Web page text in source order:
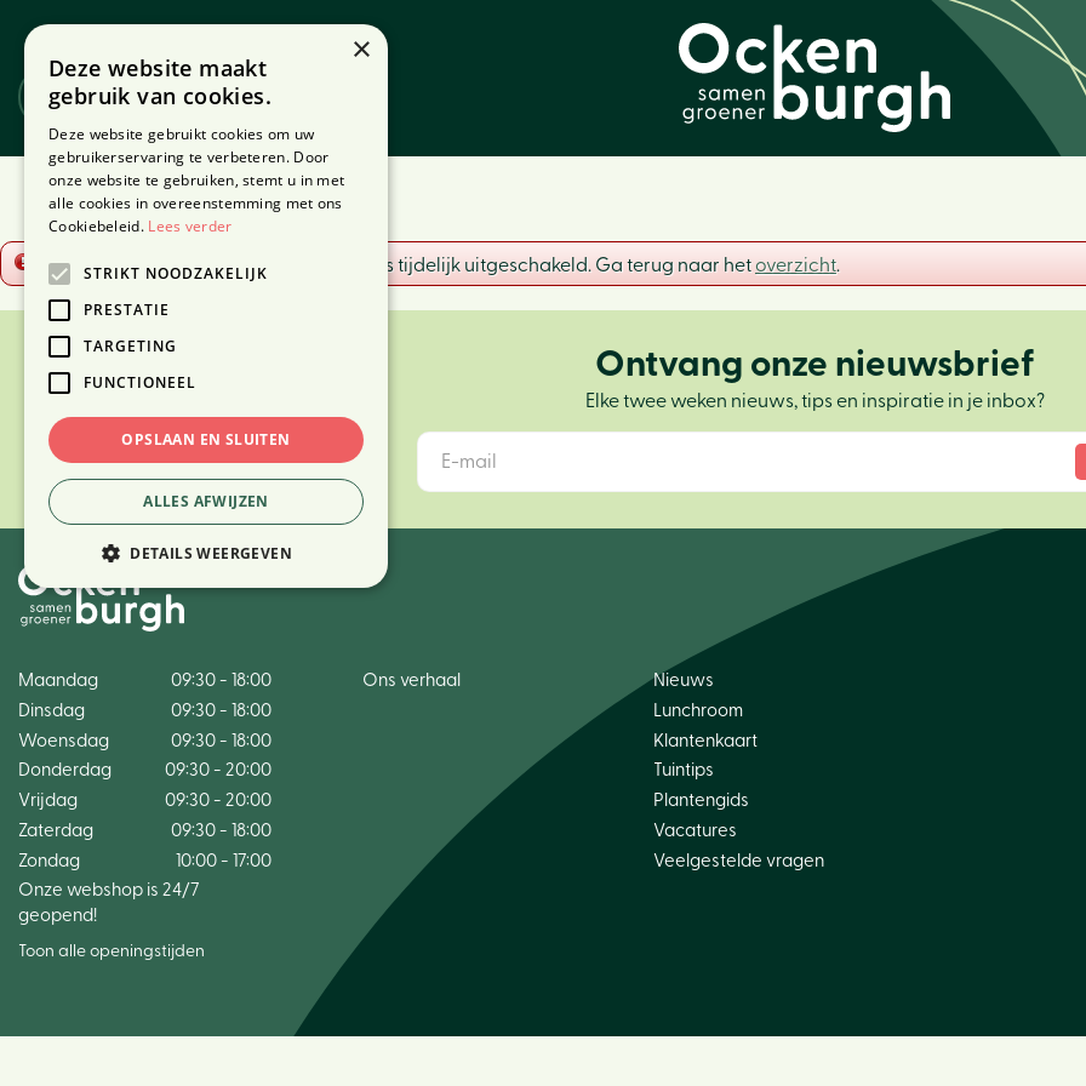
naar
content
Home
Website Webshop
Fout! De opgevraagde productpagina is tijdelijk uitgeschakeld. Ga terug naar het overzicht.
Ontvang onze nieuwsbrief
Elke twee weken nieuws, tips en inspiratie in je inbox?
Maandag
09:30 - 18:00
Dinsdag
09:30 - 18:00
Woensdag
09:30 - 18:00
Donderdag
09:30 - 20:00
Vrijdag
09:30 - 20:00
Zaterdag
09:30 - 18:00
Zondag
10:00 - 17:00
Onze webshop is 24/7
geopend!
Toon alle openingstijden
Ons verhaal
Nieuws
Lunchroom
Klantenkaart
Tuintips
Plantengids
Vacatures
Veelgestelde vragen
×
Deze website maakt
gebruik van cookies.
Deze website gebruikt cookies om uw
gebruikerservaring te verbeteren. Door
onze website te gebruiken, stemt u in met
alle cookies in overeenstemming met ons
Cookiebeleid. Lees verder
STRIKT NOODZAKELIJK
PRESTATIE
TARGETING
FUNCTIONEEL
OPSLAAN EN SLUITEN
ALLES AFWIJZEN
DETAILS WEERGEVEN